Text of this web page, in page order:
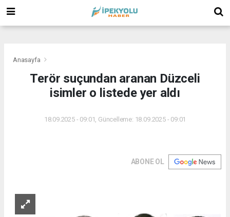
Anasayfa
Terör suçundan aranan Düzceli
isimler o listede yer aldı
18.09.2025 - 09:01, Güncelleme: 18.09.2025 - 09:01
ABONE OL